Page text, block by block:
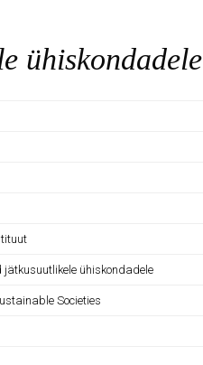
ühiskondadele
jätkusuutlikele ühiskondadele
Societies